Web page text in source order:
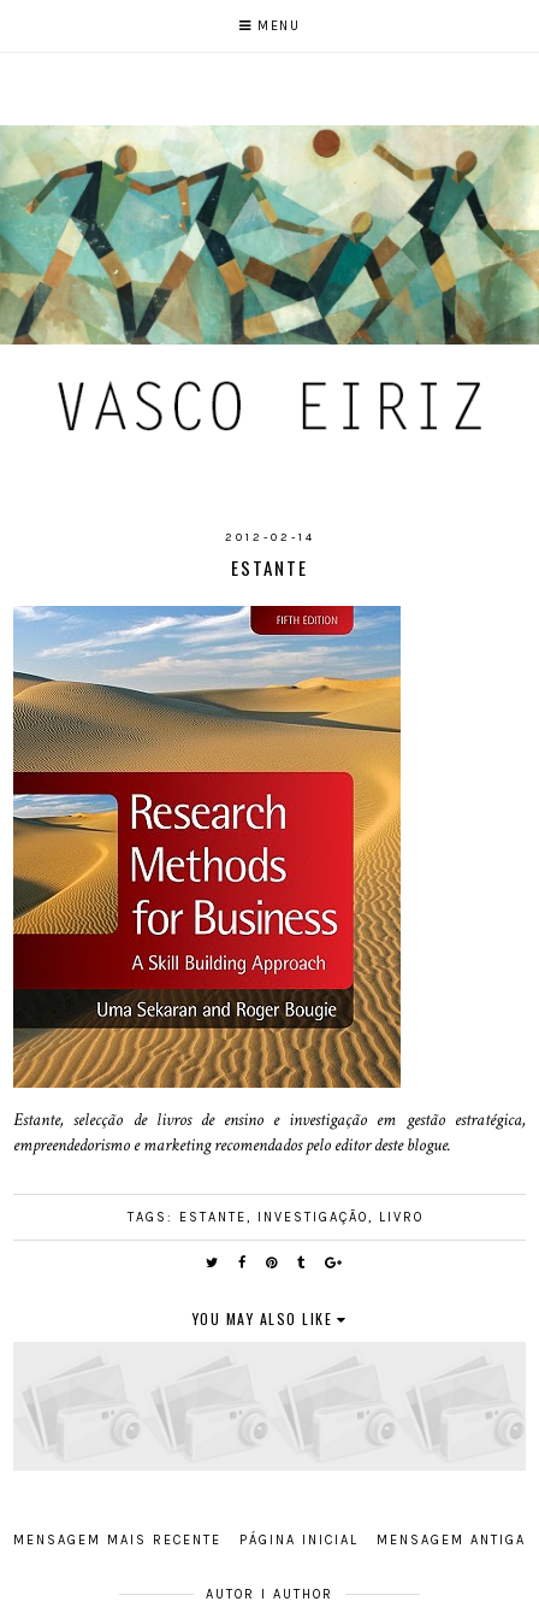
MENU
2012-02-14
ESTANTE
Estante, selecção de livros de ensino e investigação em gestão estratégica,
empreendedorismo e marketing recomendados pelo editor deste blogue.
TAGS: ESTANTE, INVESTIGAÇÃO, LIVRO
YOU MAY ALSO LIKE
MENSAGEM MAIS RECENTE MENSAGEM ANTIGA
PÁGINA INICIAL
AUTOR I AUTHOR